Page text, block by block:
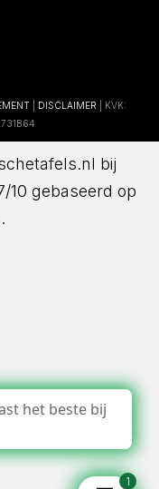
DISCLAIMER | KVK:
bij
10 gebaseerd op
het beste bij
1